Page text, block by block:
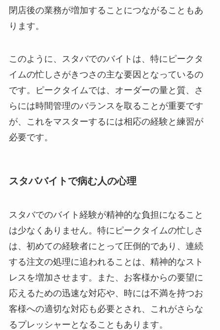
閉店後の業務が増加することにつながることもあ
ります。
このように、スタバでのバイトは、特にピークタ
イムの忙しさがきつさの主な要因となっているの
です。ピークタイムでは、オーダーの量と質、さ
らには時間管理のバランスを取ることが重要です
が、これをマスターするには相応の経験と練習が
必要です。
スタババイトで病む人の心理
スタバでのバイト経験が精神的な負担になること
は少なくありません。特にピークタイムの忙しさ
は、初めての経験者にとって圧倒的であり、連続
する注文の処理に追われることは、精神的なスト
レスを増加させます。また、お客様からの要望に
応えるための迅速な対応や、時には不満を持つお
客様への適切な対応も必要とされ、これがさらな
るプレッシャーとなることもあります。